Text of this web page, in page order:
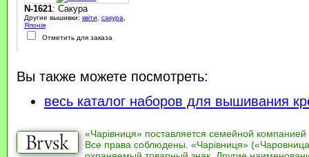
N-1621: Сакура
Другие вышивки: квіти сакура
Японія
Отметить для заказа
Вы также можете посмотреть:
весь каталог наборов для вышивания
«Чарівниця» поставляется семейной компанией
Все права соблюдены. «Чарівниця»